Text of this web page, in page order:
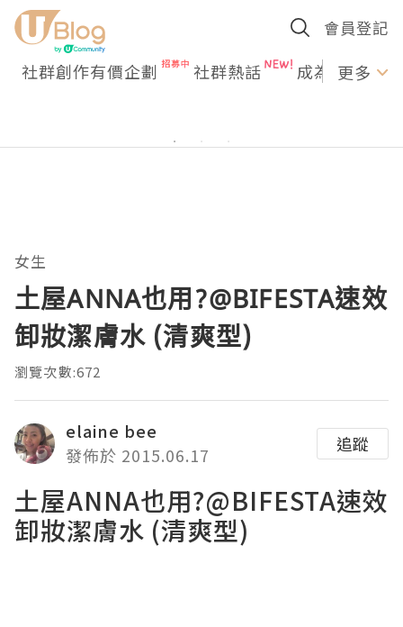
會員登記
社群創作有價企劃 社群熱話 成為U更多
女生
土屋ANNA也用?@BIFESTA速效
卸妝潔膚水 (清爽型)
瀏覽次數:672
elaine bee
發佈於 2015.06.17
追蹤
土屋ANNA也用?@BIFESTA速效
卸妝潔膚水 (清爽型)